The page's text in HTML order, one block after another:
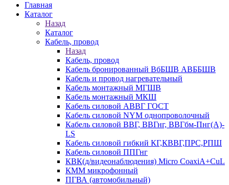
Главная
Каталог
Назад
Каталог
Кабель, провод
Назад
Кабель, провод
Кабель бронированный ВбБШВ АВББШВ
Кабель и провод нагревательный
Кабель монтажный МГШВ
Кабель монтажный МКШ
Кабель силовой АВВГ ГОСТ
Кабель силовой NYM однопроволочный
Кабель силовой ВВГ, ВВГнг, ВВГбм-Пнг(А)-
LS
Кабель силовой гибкий КГ,КВВГ,ПРС,РПШ
Кабель силовой ППГнг
КВК(д/видеонаблюдения) Micro CoaxiA+CuL
КММ микрофонный
ПГВА (автомобильный)